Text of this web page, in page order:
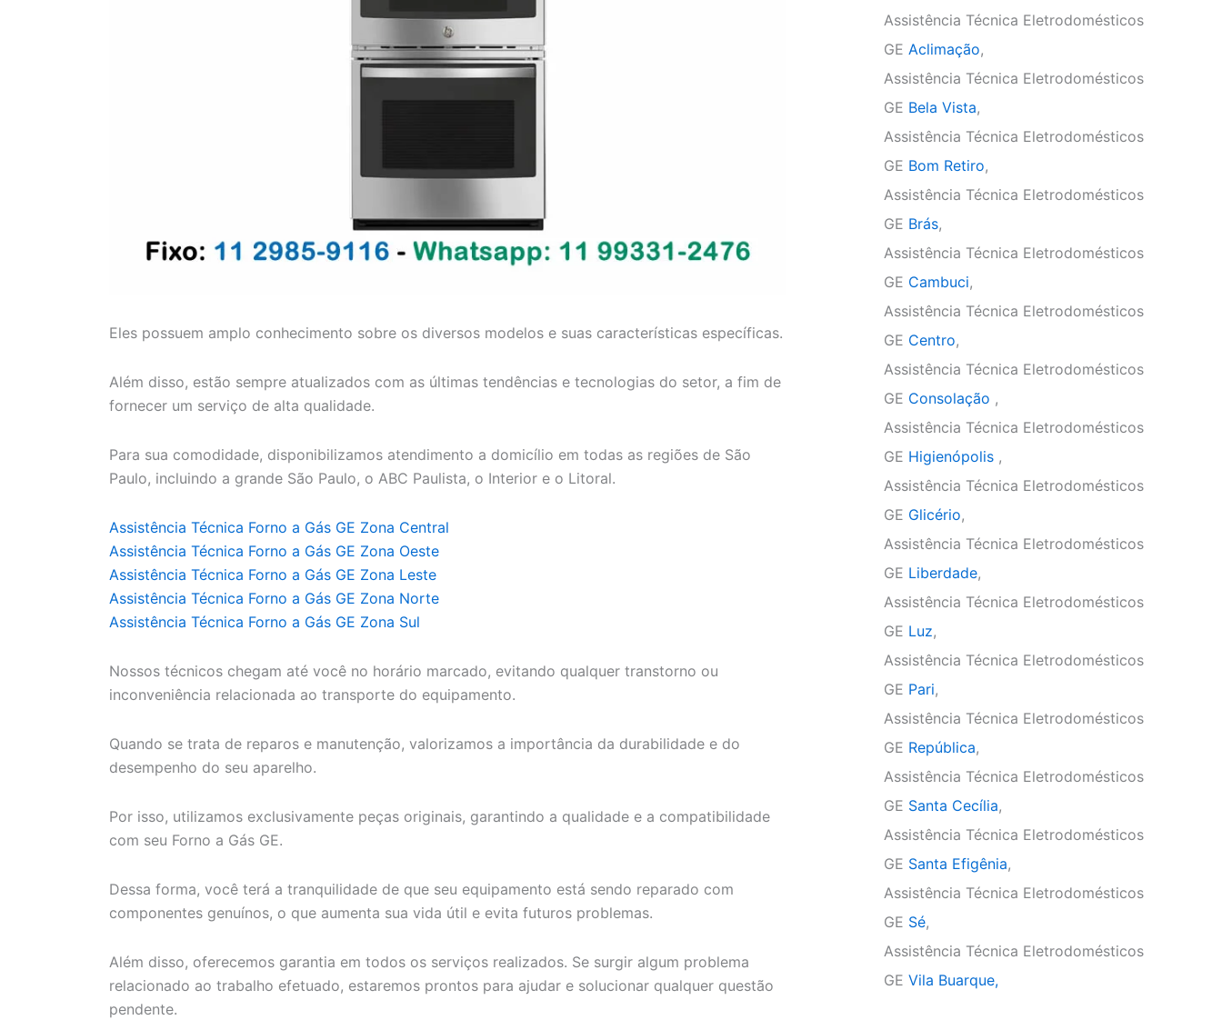
Eles possuem amplo conhecimento sobre os diversos modelos e suas características específicas.
Além disso, estão sempre atualizados com as últimas tendências e tecnologias do setor, a fim de
fornecer um serviço de alta qualidade.
Para sua comodidade, disponibilizamos atendimento a domicílio em todas as regiões de São
Paulo, incluindo a grande São Paulo, o ABC Paulista, o Interior e o Litoral.
Assistência Técnica Forno a Gás GE Zona Central
Assistência Técnica Forno a Gás GE Zona Oeste
Assistência Técnica Forno a Gás GE Zona Leste
Assistência Técnica Forno a Gás GE Zona Norte
Assistência Técnica Forno a Gás GE Zona Sul
Nossos técnicos chegam até você no horário marcado, evitando qualquer transtorno ou
inconveniência relacionada ao transporte do equipamento.
Quando se trata de reparos e manutenção, valorizamos a importância da durabilidade e do
desempenho do seu aparelho.
Por isso, utilizamos exclusivamente peças originais, garantindo a qualidade e a compatibilidade
com seu Forno a Gás GE.
Dessa forma, você terá a tranquilidade de que seu equipamento está sendo reparado com
componentes genuínos, o que aumenta sua vida útil e evita futuros problemas.
Além disso, oferecemos garantia em todos os serviços realizados. Se surgir algum problema
relacionado ao trabalho efetuado, estaremos prontos para ajudar e solucionar qualquer questão
pendente.
Assistência Técnica Eletrodomésticos
GE Aclimação,
Assistência Técnica Eletrodomésticos
GE Bela Vista,
Assistência Técnica Eletrodomésticos
GE Bom Retiro,
Assistência Técnica Eletrodomésticos
GE Brás,
Assistência Técnica Eletrodomésticos
GE Cambuci,
Assistência Técnica Eletrodomésticos
GE Centro,
Assistência Técnica Eletrodomésticos
GE Consolação ,
Assistência Técnica Eletrodomésticos
GE Higienópolis ,
Assistência Técnica Eletrodomésticos
GE Glicério,
Assistência Técnica Eletrodomésticos
GE Liberdade,
Assistência Técnica Eletrodomésticos
GE Luz,
Assistência Técnica Eletrodomésticos
GE Pari,
Assistência Técnica Eletrodomésticos
GE República,
Assistência Técnica Eletrodomésticos
GE Santa Cecília,
Assistência Técnica Eletrodomésticos
GE Santa Efigênia,
Assistência Técnica Eletrodomésticos
GE Sé,
Assistência Técnica Eletrodomésticos
GE Vila Buarque,